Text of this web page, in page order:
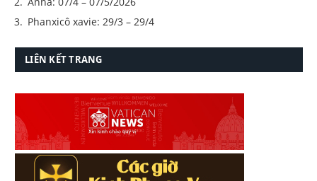
Phanxicô xavie: 29/3 – 29/4
LIÊN KẾT TRANG